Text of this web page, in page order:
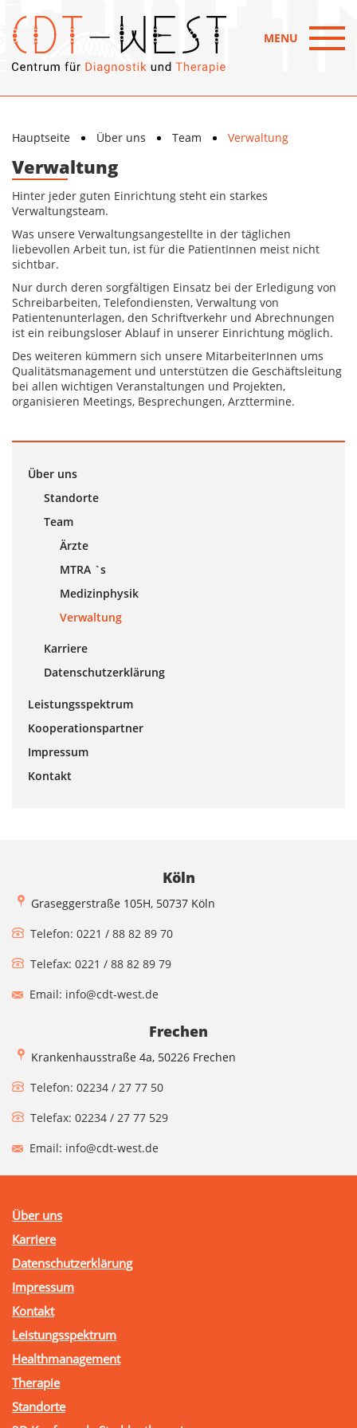
MENU
Hauptseite Über uns Team Verwaltung
Verwaltung
Hinter jeder guten Einrichtung steht ein starkes
Verwaltungsteam.
Was unsere Verwaltungsangestellte in der täglichen
liebevollen Arbeit tun, ist für die PatientInnen meist nicht
sichtbar.
Nur durch deren sorgfältigen Einsatz bei der Erledigung von
Schreibarbeiten, Telefondiensten, Verwaltung von
Patientenunterlagen, den Schriftverkehr und Abrechnungen
ist ein reibungsloser Ablauf in unserer Einrichtung möglich.
Des weiteren kümmern sich unsere MitarbeiterInnen ums
Qualitätsmanagement und unterstützen die Geschäftsleitung
bei allen wichtigen Veranstaltungen und Projekten,
organisieren Meetings, Besprechungen, Arzttermine.
Über uns
Standorte
Team
Ärzte
MTRA `s
Medizinphysik
Verwaltung
Karriere
Datenschutzerklärung
Leistungsspektrum
Kooperationspartner
Impressum
Kontakt
Köln
Graseggerstraße 105H, 50737 Köln
Telefon: 0221 / 88 82 89 70
Telefax: 0221 / 88 82 89 79
Email: info@cdt-west.de
Frechen
Krankenhausstraße 4a, 50226 Frechen
Telefon: 02234 / 27 77 50
Telefax: 02234 / 27 77 529
Email: info@cdt-west.de
Über uns
Karriere
Datenschutzerklärung
Impressum
Kontakt
Leistungsspektrum
Healthmanagement
Therapie
Standorte